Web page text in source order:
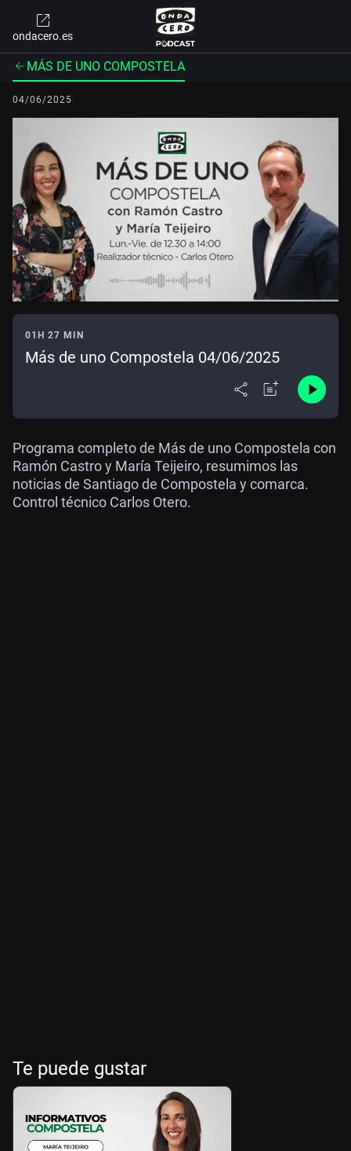
ondacero.es
MÁS DE UNO COMPOSTELA
04/06/2025
01H 27 MIN
Más de uno Compostela 04/06/2025
Programa completo de Más de uno Compostela con
Ramón Castro y María Teijeiro, resumimos las
noticias de Santiago de Compostela y comarca.
Control técnico Carlos Otero.
Te puede gustar